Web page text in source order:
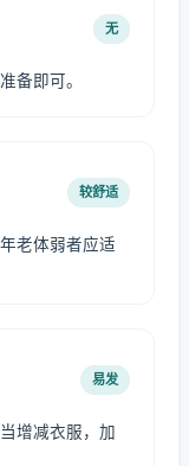
无
备即可。
较舒适
老体弱者应适
易发
增减衣服，加